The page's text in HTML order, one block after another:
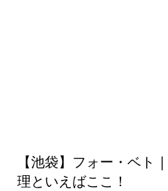
【池袋】フォー・ベト
理といえばここ！